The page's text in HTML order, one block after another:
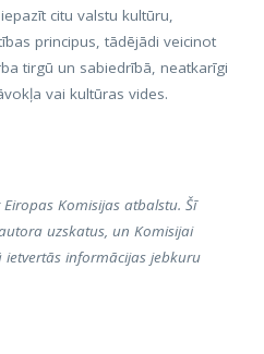
citu valstu kultūru,
principus, tādējādi veicinot
tirgū un sabiedrībā, neatkarīgi
vai kultūras vides.
Komisijas atbalstu. Šī
uzskatus, un Komisijai
informācijas jebkuru